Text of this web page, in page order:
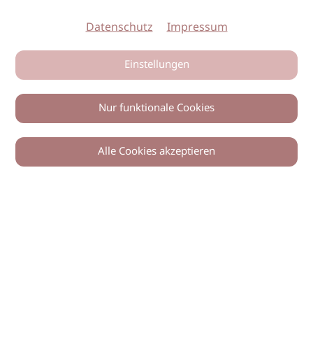
Datenschutz Impressum
Einstellungen
Nur funktionale Cookies
Alle Cookies akzeptieren